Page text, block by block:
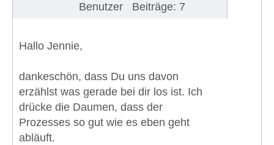
Benutzer Beiträge: 7
Hallo Jennie,
dankeschön, dass Du uns davon
erzählst was gerade bei dir los ist. Ich
drücke die Daumen, dass der
Prozesses so gut wie es eben geht
abläuft.